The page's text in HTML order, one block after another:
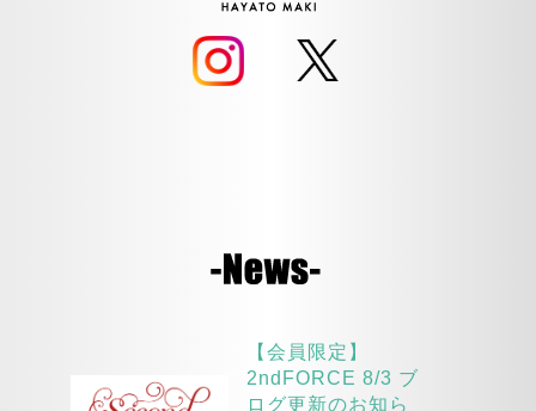
【会員限定】
2ndFORCE 8/3 ブ
ログ更新のお知ら